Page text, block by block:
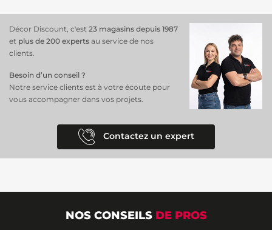
Décor Discount, c'est 23 magasins depuis 1987
et plus de 200 experts au service de nos
clients.
Besoin d’un conseil ?
Notre service clients est à votre écoute pour
vous accompagner dans vos projets.
Contactez un expert
NOS CONSEILS DE PROS